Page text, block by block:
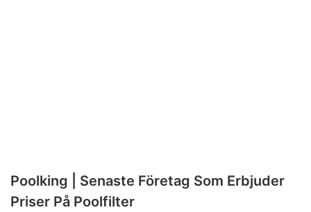
Poolking | Senaste Företag Som Erbjuder
Priser På Poolfilter